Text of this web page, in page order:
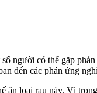
người có thể gặp
đến các phản ứng
ăn loại rau này. Vì